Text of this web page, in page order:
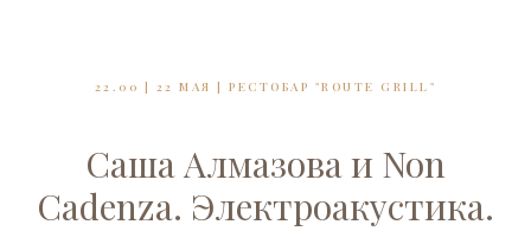
22.00 | 22 МАЯ | РЕСТОБАР "ROUTE GRILL"
Саша Алмазова и Non
Cadenza. Электроакустика.